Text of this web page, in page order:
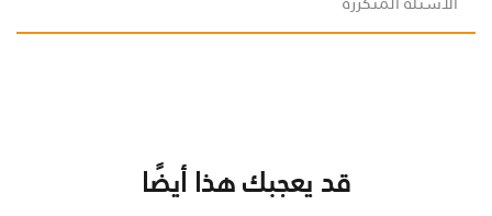
قد يعجبك هذا أيضًا